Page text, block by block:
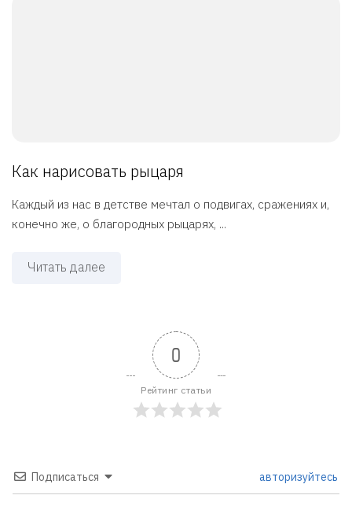
Как нарисовать рыцаря
Каждый из нас в детстве мечтал о подвигах, сражениях и,
конечно же, о благородных рыцарях, ...
Читать далее
0
Рейтинг статьи
Подписаться авторизуйтесь